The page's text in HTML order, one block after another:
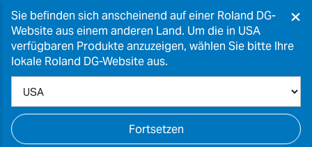
Sie befinden sich anscheinend auf einer Roland DG-
Website aus einem anderen Land. Um die in USA
verfügbaren Produkte anzuzeigen, wählen Sie bitte Ihre
lokale Roland DG-Website aus.
Fortsetzen
×